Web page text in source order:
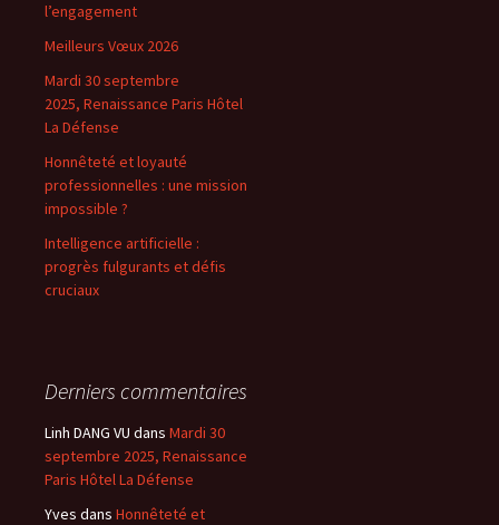
l’engagement
Meilleurs Vœux 2026
Mardi 30 septembre
2025, Renaissance Paris Hôtel
La Défense
Honnêteté et loyauté
professionnelles : une mission
impossible ?
Intelligence artificielle :
progrès fulgurants et défis
cruciaux
Derniers commentaires
Linh DANG VU dans Mardi 30
septembre 2025, Renaissance
Paris Hôtel La Défense
Yves dans Honnêteté et